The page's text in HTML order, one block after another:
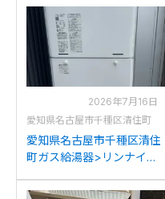
2026年7月16日
愛知県名古屋市千種区清住町
愛知県名古屋市千種区清住
町ガス給湯器>リンナイ交
RUF-A2400SAWからリン